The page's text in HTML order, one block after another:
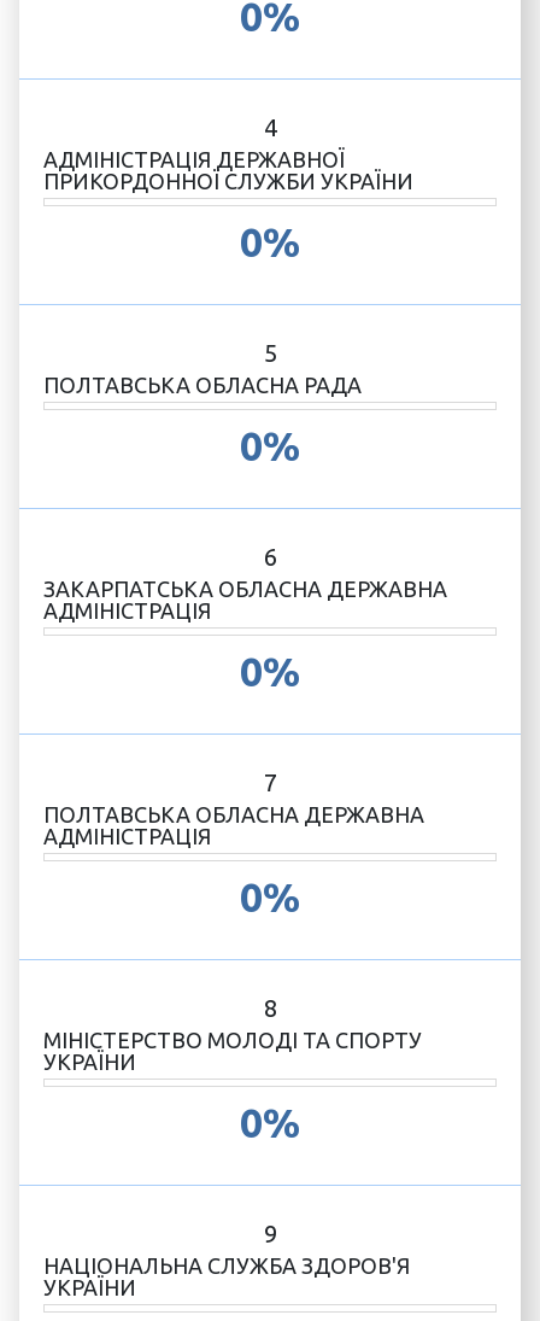
0%
4
АДМІНІСТРАЦІЯ ДЕРЖАВНОЇ
ПРИКОРДОННОЇ СЛУЖБИ УКРАЇНИ
0%
5
ПОЛТАВСЬКА ОБЛАСНА РАДА
0%
6
ЗАКАРПАТСЬКА ОБЛАСНА ДЕРЖАВНА
АДМІНІСТРАЦІЯ
0%
7
ПОЛТАВСЬКА ОБЛАСНА ДЕРЖАВНА
АДМІНІСТРАЦІЯ
0%
8
МІНІСТЕРСТВО МОЛОДІ ТА СПОРТУ
УКРАЇНИ
0%
9
НАЦІОНАЛЬНА СЛУЖБА ЗДОРОВ'Я
УКРАЇНИ